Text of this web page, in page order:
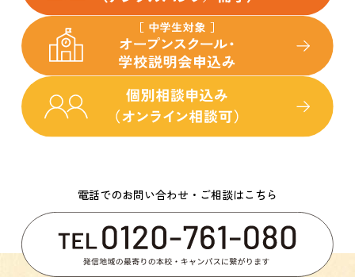
電話でのお問い合わせ・ご相談はこちら